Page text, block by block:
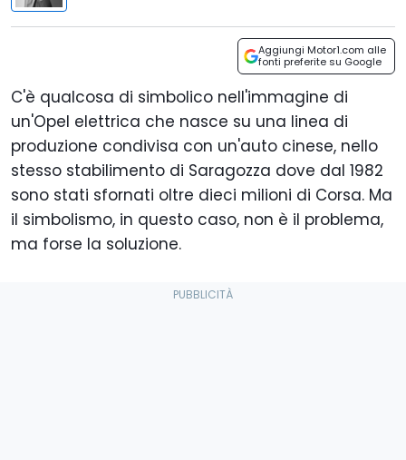
Aggiungi Motor1.com alle
fonti preferite su Google
C'è qualcosa di simbolico nell'immagine di
un'Opel elettrica che nasce su una linea di
produzione condivisa con un'auto cinese, nello
stesso stabilimento di Saragozza dove dal 1982
sono stati sfornati oltre dieci milioni di Corsa. Ma
il simbolismo, in questo caso, non è il problema,
ma forse la soluzione.